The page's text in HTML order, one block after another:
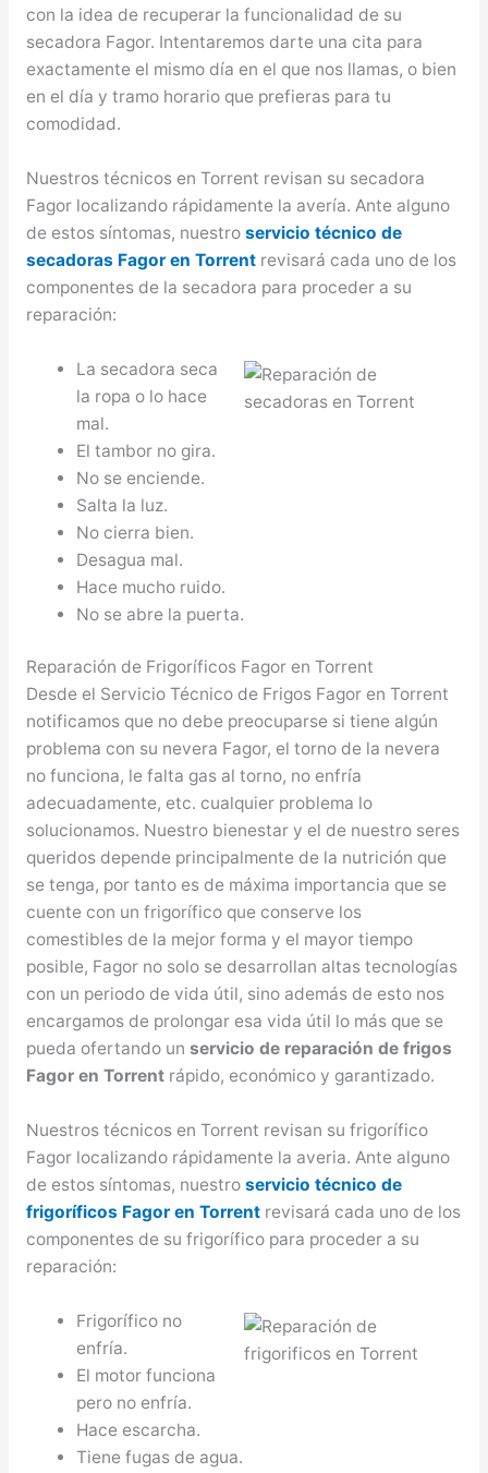
con la idea de recuperar la funcionalidad de su
secadora Fagor. Intentaremos darte una cita para
exactamente el mismo día en el que nos llamas, o bien
en el día y tramo horario que prefieras para tu
comodidad.
Nuestros técnicos en Torrent revisan su secadora
Fagor localizando rápidamente la avería. Ante alguno
de estos síntomas, nuestro servicio técnico de
secadoras Fagor en Torrentrevisará cada uno de los
componentes de la secadora para proceder a su
reparación:
La secadora seca
la ropa o lo hace
mal.
El tambor no gira.
No se enciende.
Salta la luz.
No cierra bien.
Desagua mal.
Hace mucho ruido.
No se abre la puerta.
Reparación de Frigoríficos Fagor en Torrent
Desde el Servicio Técnico de Frigos Fagor en Torrent
notificamos que no debe preocuparse si tiene algún
problema con su nevera Fagor, el torno de la nevera
no funciona, le falta gas al torno, no enfría
adecuadamente, etc. cualquier problema lo
solucionamos. Nuestro bienestar y el de nuestro seres
queridos depende principalmente de la nutrición que
se tenga, por tanto es de máxima importancia que se
cuente con un frigorífico que conserve los
comestibles de la mejor forma y el mayor tiempo
posible, Fagor no solo se desarrollan altas tecnologías
con un periodo de vida útil, sino además de esto nos
encargamos de prolongar esa vida útil lo más que se
pueda ofertando un servicio de reparación de frigos
Fagor en Torrentrápido, económico y garantizado.
Nuestros técnicos en Torrent revisan su frigorífico
Fagor localizando rápidamente la averia. Ante alguno
de estos síntomas, nuestro servicio técnico de
frigoríficos Fagor en Torrentrevisará cada uno de los
componentes de su frigorífico para proceder a su
reparación:
Frigorífico no
enfría.
El motor funciona
pero no enfría.
Hace escarcha.
Tiene fugas de agua.